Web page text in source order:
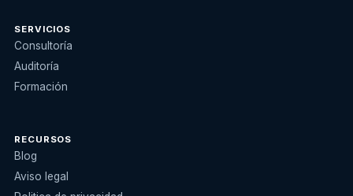
SERVICIOS
Consultoría
Auditoría
Formación
RECURSOS
Blog
Aviso legal